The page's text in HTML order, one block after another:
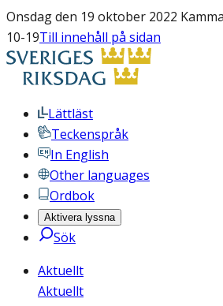
Onsdag den 19 oktober 2022
10-19Till innehåll på sidan
Lättläst
Teckenspråk
In English
Other languages
Ordbok
Aktivera lyssna
Sök
Aktuellt
Aktuellt